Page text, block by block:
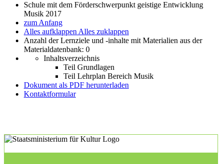
Schule mit dem Förderschwerpunkt geistige Entwicklung
Musik 2017
zum Anfang
Alles aufklappen Alles zuklappen
Anzahl der Lernziele und -inhalte mit Materialien aus der
Materialdatenbank: 0
Inhaltsverzeichnis
Teil Grundlagen
Teil Lehrplan Bereich Musik
Dokument als PDF herunterladen
Kontaktformular